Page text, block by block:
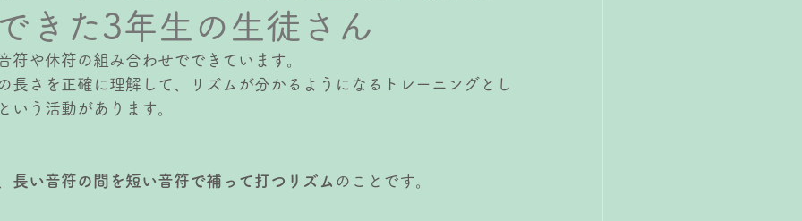
ン 小4ピアノレッスン 小5ピアノレッスン 小6ピアノレッスン
ッスン ピアノ
きた3年生の生徒さん
符や休符の組み合わせでできています。
長さを正確に理解して、リズムが分かるようになるトレーニングとし
いう活動があります。
長い音符の間を短い音符で補って打つリズム のことです。